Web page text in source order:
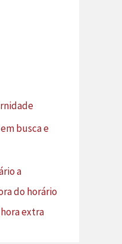
busca e
a
do horário
extra